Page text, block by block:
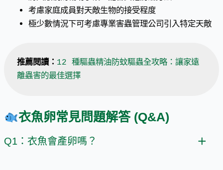
考慮家庭成員對天敵生物的接受程度
極少數情況下可考慮專業害蟲管理公司引入特定天敵
推薦閱讀： 12 種驅蟲精油防蚊驅蟲全攻略：讓家遠
離蟲害的最佳選擇
衣魚卵常見問題解答 (Q&A)
Q1：衣魚會產卵嗎？